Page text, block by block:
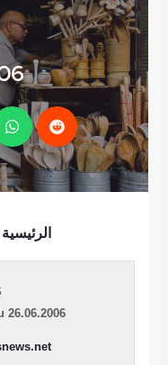
الرئيسية
26.06.2006